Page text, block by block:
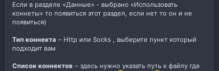
Если в разделе «Данные» - выбрано «Использовать
коннеты» то появиться этот раздел, если нет то он и не
появиться)
Тип коннекта – Http или Socks , выберите пункт который
подходит вам
Список коннектов – здесь нужно указать путь к файлу где